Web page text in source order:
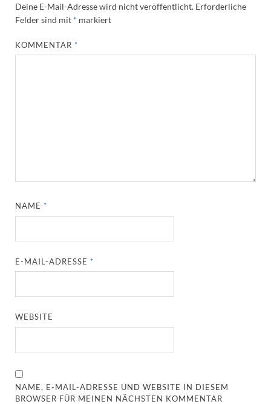
Deine E-Mail-Adresse wird nicht veröffentlicht. Erforderliche
Felder sind mit * markiert
KOMMENTAR *
NAME *
E-MAIL-ADRESSE *
WEBSITE
NAME, E-MAIL-ADRESSE UND WEBSITE IN DIESEM
BROWSER FÜR MEINEN NÄCHSTEN KOMMENTAR